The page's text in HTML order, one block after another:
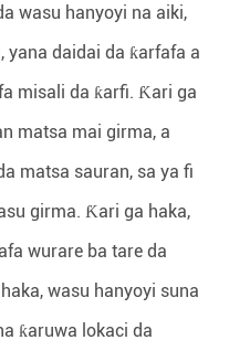
wasu hanyoyi na aiki,
yana daidai da ƙarfafa a
misali da ƙarfi. Ƙari ga
matsa mai girma, a
matsa sauran, sa ya fi
girma. Ƙari ga haka,
wurare ba tare da
wasu hanyoyi suna
ƙaruwa lokaci da